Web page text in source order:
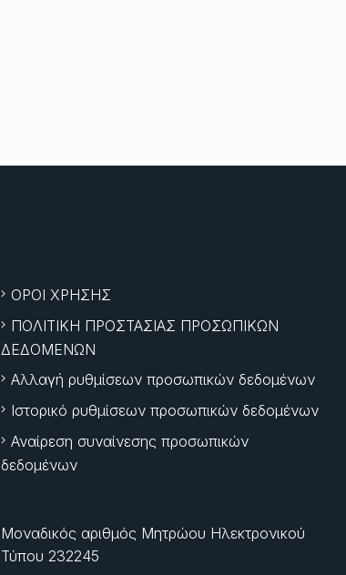
ΟΡΟΙ ΧΡΗΣΗΣ
ΠΟΛΙΤΙΚΗ ΠΡΟΣΤΑΣΙΑΣ ΠΡΟΣΩΠΙΚΩΝ
ΔΕΔΟΜΕΝΩΝ
Αλλαγή ρυθμίσεων προσωπικών δεδομένων
Ιστορικό ρυθμίσεων προσωπικών δεδομένων
Αναίρεση συναίνεσης προσωπικών
δεδομένων
Μοναδικός αριθμός Μητρώου Ηλεκτρονικού
Τύπου 232245